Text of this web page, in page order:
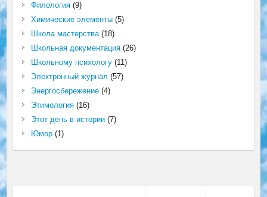
Филология(9)
Химические элементы(5)
Школа мастерства(18)
Школьная документация(26)
Школьному психологу(11)
Электронный журнал (57)
Энергосбережение(4)
Этимология(16)
Этот день в истории(7)
Юмор(1)